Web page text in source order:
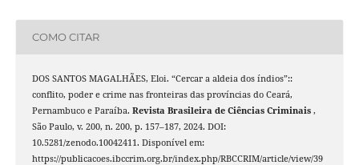
COMO CITAR
DOS SANTOS MAGALHÃES, Eloi. “Cercar a aldeia dos índios”::
conflito, poder e crime nas fronteiras das províncias do Ceará,
Pernambuco e Paraíba. Revista Brasileira de Ciências Criminais ,
São Paulo, v. 200, n. 200, p. 157–187, 2024. DOI:
10.5281/zenodo.10042411. Disponível em:
https://publicacoes.ibccrim.org.br/index.php/RBCCRIM/article/view/39